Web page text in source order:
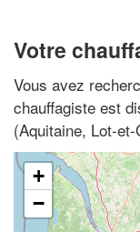
Votre
Vous avez
chauffagiste est
(Aquitaine, Lot-et-
+
−